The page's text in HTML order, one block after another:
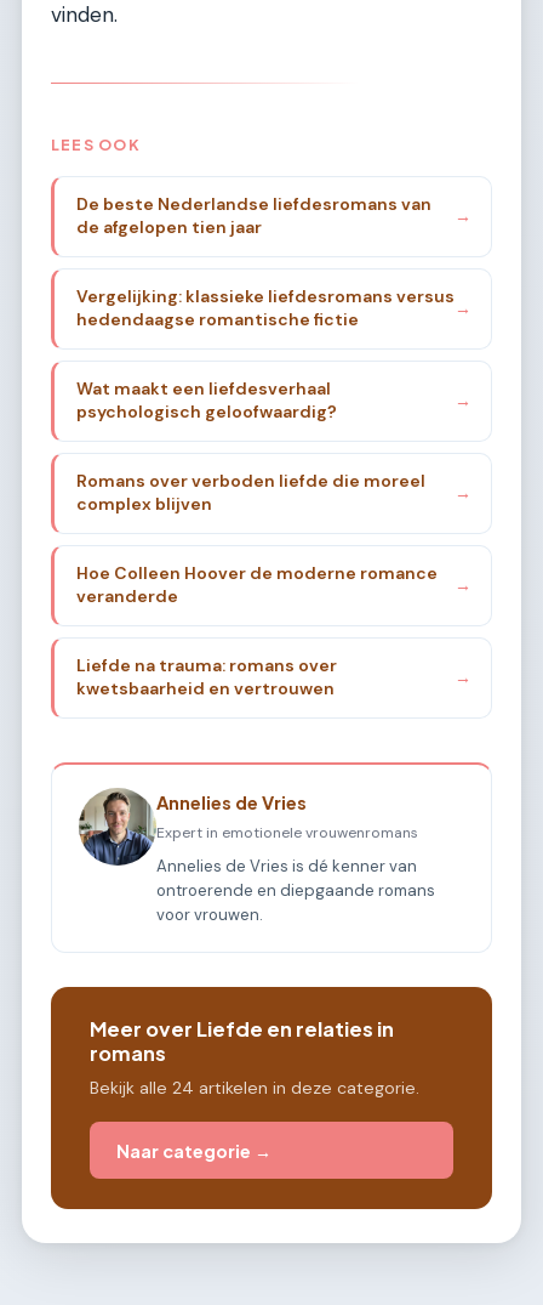
vinden.
LEES OOK
De beste Nederlandse liefdesromans van
de afgelopen tien jaar
→
Vergelijking: klassieke liefdesromans versus
hedendaagse romantische fictie
→
Wat maakt een liefdesverhaal
psychologisch geloofwaardig?
→
Romans over verboden liefde die moreel
complex blijven
→
Hoe Colleen Hoover de moderne romance
veranderde
→
Liefde na trauma: romans over
kwetsbaarheid en vertrouwen
→
Annelies de Vries
Expert in emotionele vrouwenromans
Annelies de Vries is dé kenner van
ontroerende en diepgaande romans
voor vrouwen.
Meer over Liefde en relaties in
romans
Bekijk alle 24 artikelen in deze categorie.
Naar categorie →